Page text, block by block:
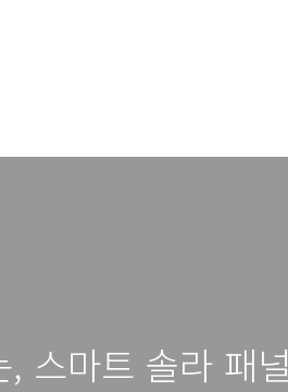
스마트 솔라 패널